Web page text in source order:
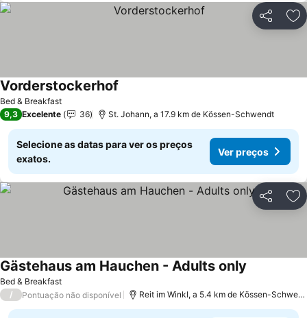
Partilhar
Bed & Breakfast
Vorderstockerhof
9,3 Excelente 36 St. Johann, a 17.9 km de Kössen-Schwendt
Selecione as datas para ver os preços
exatos.
Ver preços
Partilhar
Bed & Breakfast
Gästehaus am Hauchen - Adults only
/ Pontuação não disponível Reit im Winkl, a 5.4 km de Kössen-